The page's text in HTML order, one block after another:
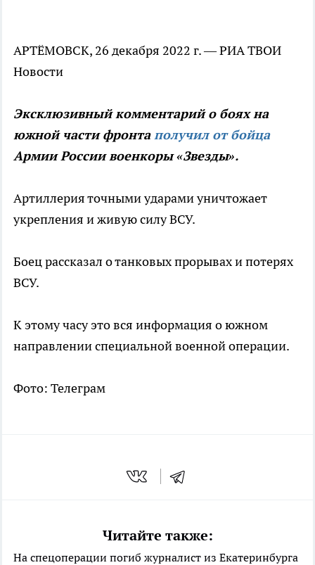
АРТЁМОВСК, 26 декабря 2022 г. — РИА ТВОИ
Новости
Эксклюзивный комментарий о боях на
южной части фронтаполучил от бойца
Армии России военкоры «Звезды».
Артиллерия точными ударами уничтожает
укрепления и живую силу ВСУ.
Боец рассказал о танковых прорывах и потерях
ВСУ.
К этому часу это вся информация о южном
направлении специальной военной операции.
Фото: Телеграм
Читайте также:
На спецоперации погиб журналист из Екатеринбурга